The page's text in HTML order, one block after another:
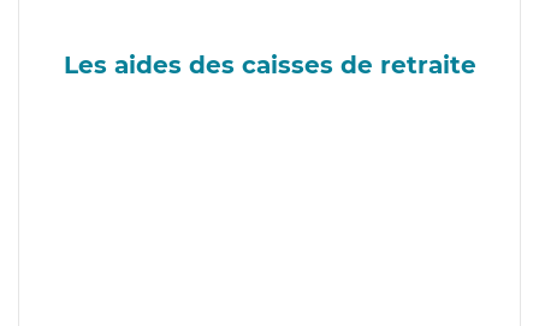
Les aides des caisses de retraite